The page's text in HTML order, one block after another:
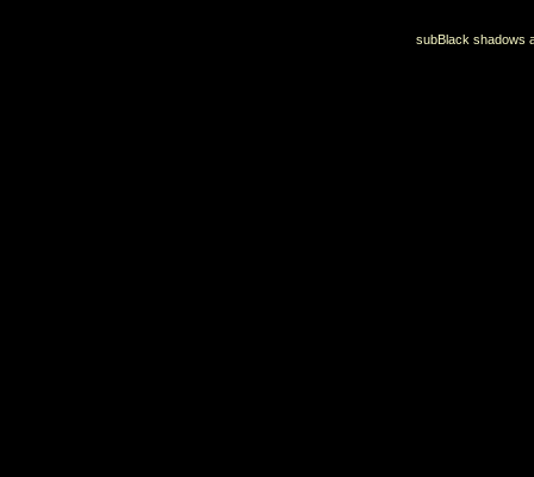
subBlack shadows